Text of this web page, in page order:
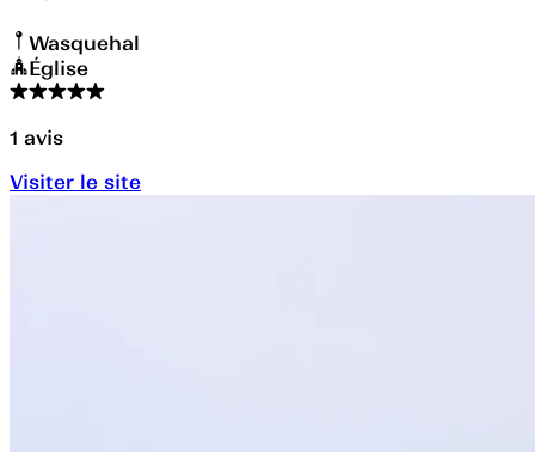
Wasquehal
Église
1 avis
Visiter le site